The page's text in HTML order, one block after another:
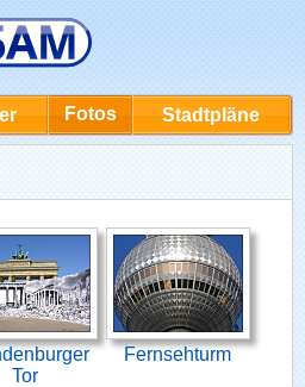
Tor
Fernsehturm
Fotos Stadtpläne